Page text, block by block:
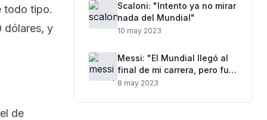
todo tipo.
dólares, y
de
Scaloni: "Intento ya no mirar
nada del Mundial"
10 may 2023
Messi: "El Mundial llegó al
final de mi carrera, pero fue
lo más lindo"
8 may 2023